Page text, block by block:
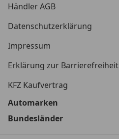
Händler AGB
Datenschutzerklärung
Impressum
Erklärung zur Barrierefreiheit
KFZ Kaufvertrag
Automarken
Bundesländer